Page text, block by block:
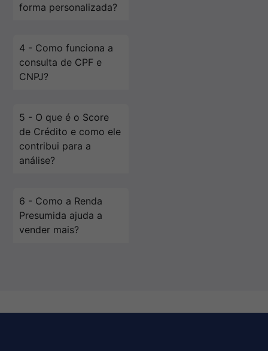
forma personalizada?
4 - Como funciona a
consulta de CPF e
CNPJ?
5 - O que é o Score
de Crédito e como ele
contribui para a
análise?
6 - Como a Renda
Presumida ajuda a
vender mais?